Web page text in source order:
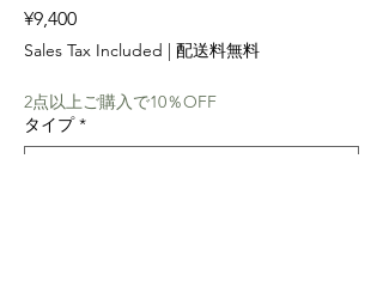
¥9,400Price
Sales Tax Included | 配送料無料
2点以上ご購入で10％OFF
タイプ *